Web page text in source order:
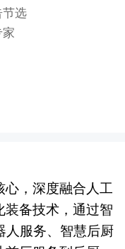
节选
心，深度融合人工
装备技术，通过智
人服务、智慧后厨